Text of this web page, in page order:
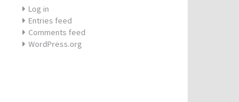
Log in
Entries feed
Comments feed
WordPress.org